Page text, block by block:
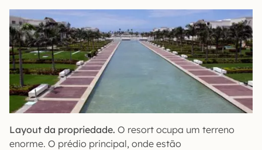
Layout da propriedade. O resort ocupa um terreno
enorme. O prédio principal, onde estão